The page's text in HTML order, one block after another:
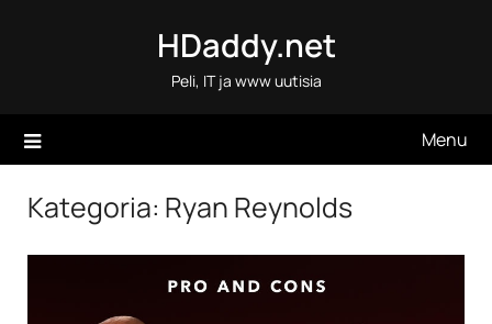
HDaddy.net
Peli, IT ja www uutisia
Menu
Kategoria: Ryan Reynolds